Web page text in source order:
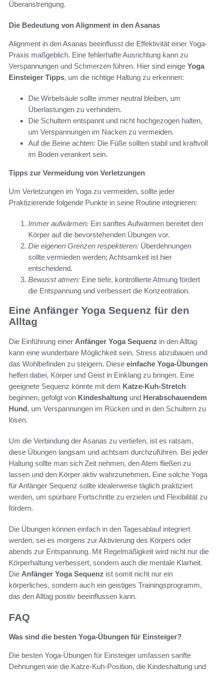
Überanstrengung.
Die Bedeutung von Alignment in den Asanas
Alignment in den Asanas beeinflusst die Effektivität einer Yoga-
Praxis maßgeblich. Eine fehlerhafte Ausrichtung kann zu
Verspannungen und Schmerzen führen. Hier sind einige Yoga
Einsteiger Tipps, um die richtige Haltung zu erkennen:
Die Wirbelsäule sollte immer neutral bleiben, um
Überlastungen zu verhindern.
Die Schultern entspannt und nicht hochgezogen halten,
um Verspannungen im Nacken zu vermeiden.
Auf die Beine achten: Die Füße sollten stabil und kraftvoll
im Boden verankert sein.
Tipps zur Vermeidung von Verletzungen
Um Verletzungen im Yoga zu vermeiden, sollte jeder
Praktizierende folgende Punkte in seine Routine integrieren:
Immer aufwärmen: Ein sanftes Aufwärmen bereitet den
Körper auf die bevorstehenden Übungen vor.
Die eigenen Grenzen respektieren: Überdehnungen
sollte vermieden werden; Achtsamkeit ist hier
entscheidend.
Bewusst atmen: Eine tiefe, kontrollierte Atmung fördert
die Entspannung und verbessert die Konzentration.
Eine Anfänger Yoga Sequenz für den
Alltag
Die Einführung einer Anfänger Yoga Sequenz in den Alltag
kann eine wunderbare Möglichkeit sein, Stress abzubauen und
das Wohlbefinden zu steigern. Diese einfache Yoga-Übungen
helfen dabei, Körper und Geist in Einklang zu bringen. Eine
geeignete Sequenz könnte mit dem Katze-Kuh-Stretch
beginnen, gefolgt von Kindeshaltung und Herabschauendem
Hund, um Verspannungen im Rücken und in den Schultern zu
lösen.
Um die Verbindung der Asanas zu vertiefen, ist es ratsam,
diese Übungen langsam und achtsam durchzuführen. Bei jeder
Haltung sollte man sich Zeit nehmen, den Atem fließen zu
lassen und den Körper aktiv wahrzunehmen. Eine solche Yoga
für Anfänger Sequenz sollte idealerweise täglich praktiziert
werden, um spürbare Fortschritte zu erzielen und Flexibilität zu
fördern.
Die Übungen können einfach in den Tagesablauf integriert
werden, sei es morgens zur Aktivierung des Körpers oder
abends zur Entspannung. Mit Regelmäßigkeit wird nicht nur die
Körperhaltung verbessert, sondern auch die mentale Klarheit.
Die Anfänger Yoga Sequenz ist somit nicht nur ein
körperliches, sondern auch ein geistiges Trainingsprogramm,
das den Alltag positiv beeinflussen kann.
FAQ
Was sind die besten Yoga-Übungen für Einsteiger?
Die besten Yoga-Übungen für Einsteiger umfassen sanfte
Dehnungen wie die Katze-Kuh-Position, die Kindeshaltung und